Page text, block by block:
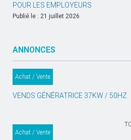
POUR LES EMPLOYEURS
Publié le : 21 juillet 2026
ANNONCES
Achat / Vente
VENDS GÉNÉRATRICE 37KW / 50HZ
Achat / Vente